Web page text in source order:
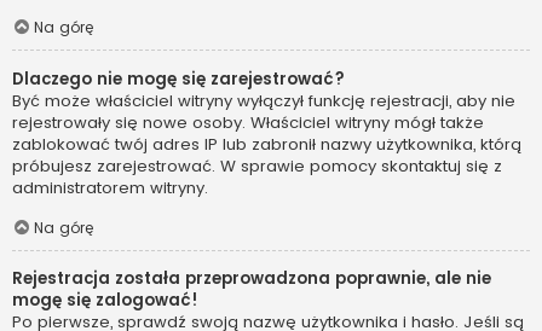
Na górę
Dlaczego nie mogę się zarejestrować?
Być może właściciel witryny wyłączył funkcję rejestracji, aby nie
rejestrowały się nowe osoby. Właściciel witryny mógł także
zablokować twój adres IP lub zabronił nazwy użytkownika, którą
próbujesz zarejestrować. W sprawie pomocy skontaktuj się z
administratorem witryny.
Na górę
Rejestracja została przeprowadzona poprawnie, ale nie
mogę się zalogować!
Po pierwsze, sprawdź swoją nazwę użytkownika i hasło. Jeśli są